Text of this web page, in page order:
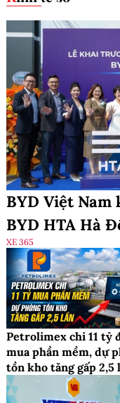
BYD Việt
BYD HTA Hà
XE 365
Petrolimex chi 11 tỷ
mua phần mềm, dự
tồn kho tăng gấp 2,5